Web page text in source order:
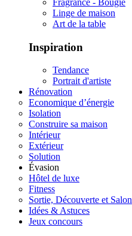
Fragrance - Bougie
Linge de maison
Art de la table
Inspiration
Tendance
Portrait d'artiste
Rénovation
Economique d’énergie
Isolation
Construire sa maison
Intérieur
Extérieur
Solution
Évasion
Hôtel de luxe
Fitness
Sortie, Découverte et Salon
Idées & Astuces
Jeux concours